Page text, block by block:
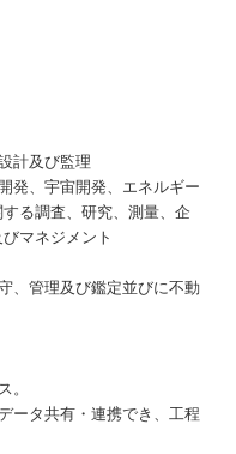
計及び監理
発、宇宙開発、エネルギー
る調査、研究、測量、企
マネジメント
、管理及び鑑定並びに不動
。
ータ共有・連携でき、工程